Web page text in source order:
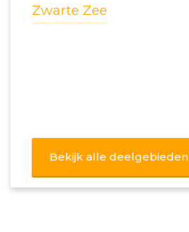
Zwarte Zee
Bekijk alle deelgebieden